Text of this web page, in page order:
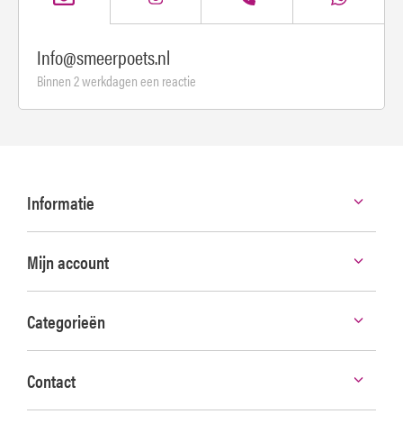
Info@smeerpoets.nl
Binnen 2 werkdagen een reactie
Informatie
Mijn account
Categorieën
Contact